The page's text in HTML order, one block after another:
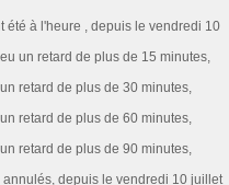
été à l'heure , depuis le vendredi 10
un retard de plus de 15 minutes,
retard de plus de 30 minutes,
retard de plus de 60 minutes,
retard de plus de 90 minutes,
depuis le vendredi 10 juillet